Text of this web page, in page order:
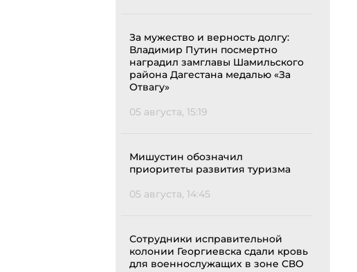
За мужество и верность долгу:
Владимир Путин посмертно
наградил замглавы Шамильского
района Дагестана медалью «За
Отвагу»
05 августа, 15:19
Мишустин обозначил
приоритеты развития туризма
05 августа, 14:45
Сотрудники исправительной
колонии Георгиевска сдали кровь
для военнослужащих в зоне СВО